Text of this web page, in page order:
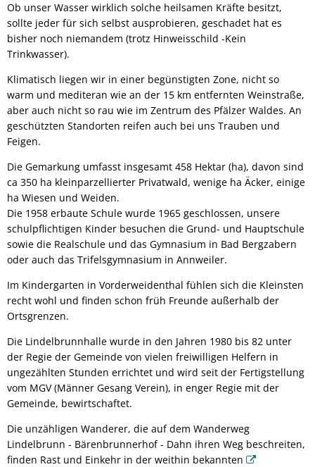
Ob unser Wasser wirklich solche heilsamen Kräfte besitzt,
sollte jeder für sich selbst ausprobieren, geschadet hat es
bisher noch niemandem (trotz Hinweisschild -Kein
Trinkwasser).
Klimatisch liegen wir in einer begünstigten Zone, nicht so
warm und mediteran wie an der 15 km entfernten Weinstraße,
aber auch nicht so rau wie im Zentrum des Pfälzer Waldes. An
geschützten Standorten reifen auch bei uns Trauben und
Feigen.
Die Gemarkung umfasst insgesamt 458 Hektar (ha), davon sind
ca 350 ha kleinparzellierter Privatwald, wenige ha Äcker, einige
ha Wiesen und Weiden.
Die 1958 erbaute Schule wurde 1965 geschlossen, unsere
schulpflichtigen Kinder besuchen die Grund- und Hauptschule
sowie die Realschule und das Gymnasium in Bad Bergzabern
oder auch das Trifelsgymnasium in Annweiler.
Im Kindergarten in Vorderweidenthal fühlen sich die Kleinsten
recht wohl und finden schon früh Freunde außerhalb der
Ortsgrenzen.
Die Lindelbrunnhalle wurde in den Jahren 1980 bis 82 unter
der Regie der Gemeinde von vielen freiwilligen Helfern in
ungezählten Stunden errichtet und wird seit der Fertigstellung
vom MGV (Männer Gesang Verein), in enger Regie mit der
Gemeinde, bewirtschaftet.
Die unzähligen Wanderer, die auf dem Wanderweg
Lindelbrunn - Bärenbrunnerhof - Dahn ihren Weg beschreiten,
finden Rast und Einkehr in der weithin bekannten